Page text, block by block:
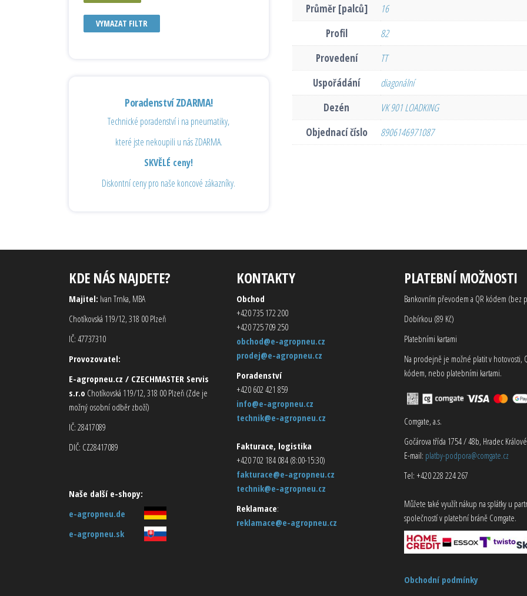
Průměr [palců]
16
Profil
82
Provedení
TT
Uspořádání
diagonální
Dezén
VK 901 LOADKING
Objednací číslo
8906146971087
VYMAZAT FILTR
Poradenství ZDARMA!
Technické poradenství i na pneumatiky,
které jste nekoupili u nás ZDARMA.
SKVĚLÉ ceny!
Diskontní ceny pro naše koncové zákazníky.
KDE NÁS NAJDETE?
Majitel: Ivan Trnka, MBA
Chotíkovská 119/12, 318 00 Plzeň
IČ: 47737310
Provozovatel:
E-agropneu.cz / CZECHMASTER Servis
s.r.o Chotíkovská 119/12, 318 00 Plzeň (Zde je
možný osobní odběr zboží)
IČ: 28417089
DIČ: CZ28417089
Naše další e-shopy:
e-agropneu.de
e-agropneu.sk
KONTAKTY
Obchod
+420 735 172 200
+420 725 709 250
obchod@e-agropneu.cz
prodej@e-agropneu.cz
Poradenství
+420 602 421 859
info@e-agropneu.cz
technik@e-agropneu.cz
Fakturace, logistika
+420 702 184 084 (8:00-15:30)
fakturace@e-agropneu.cz
technik@e-agropneu.cz
Reklamace:
reklamace@e-agropneu.cz
PLATEBNÍ MOŽNOSTI
Bankovním převodem a QR kódem (bez
Dobírkou (89 Kč)
Platebními kartami
Na prodejně je možné platit v hotovosti,
kódem, nebo platebními kartami.
Comgate, a.s.
Gočárova třída 1754 / 48b, Hradec Králové
E-mail: platby-podpora@comgate.cz
Tel: +420 228 224 267
Můžete také využít nákup na splátky u
společností v platební bráně Comgate.
Obchodní podmínky